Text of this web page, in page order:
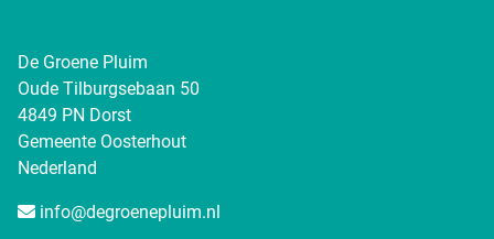
De Groene Pluim
Oude Tilburgsebaan 50
4849 PN Dorst
Gemeente Oosterhout
Nederland
info@degroenepluim.nl